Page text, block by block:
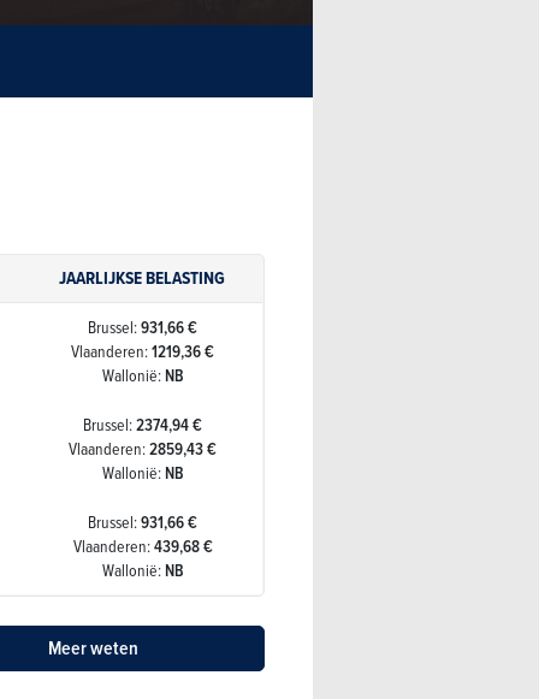
JAARLIJKSE BELASTING
Brussel:931,66 €
Vlaanderen:1219,36 €
Wallonië:NB
Brussel:2374,94 €
Vlaanderen:2859,43 €
Wallonië:NB
Brussel:931,66 €
Vlaanderen:439,68 €
Wallonië:NB
Meer weten